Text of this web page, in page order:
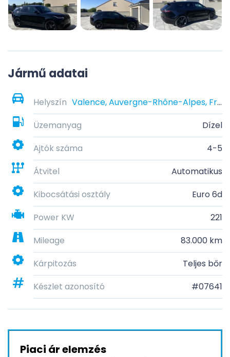
Jármű adatai
Helyszín
Valence, Auvergne-Rhône-Alpes, France
Üzemanyag
Dízel
Ajtók száma
4-5
Átvitel
Automatikus
Kibocsátási osztály
Euro 6d
Power KW
221
Mileage
83.000 km
Kárpitozás
Teljes bőr
Készlet azonosító
#07641
Piaci ár elemzés